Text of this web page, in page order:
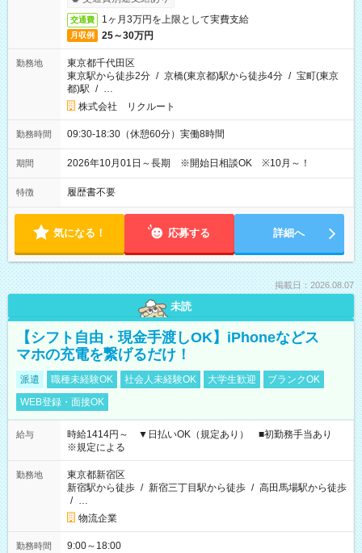
交通費 1ヶ月3万円を上限として実費支給
月収例 25～30万円
勤務地
東京都千代田区
東京駅から徒歩2分 / 京橋(東京都)駅から徒歩4分 / 宝町(東京
都)駅 / …
株式会社 リクルート
勤務時間 09:30-18:30（休憩60分）実働8時間
期間 2026年10月01日～長期 ※開始日相談OK ※10月～！
特徴 履歴書不要
気になる！ 応募する 詳細へ
掲載日：2026.08.07
未読
【シフト自由・現金手渡しOK】iPhoneなどス
マホの充電を繋げるだけ！
派遣 職種未経験OK 社会人未経験OK 大学生歓迎
ブランクOK
WEB登録・面接OK
給与
時給1414円～ ▼日払いOK（規定あり） ■初勤務手当あり
※規定による
勤務地
東京都新宿区
新宿駅から徒歩 / 新宿三丁目駅から徒歩 / 高田馬場駅から徒歩
/ …
物流企業
勤務時間 9:00～18:00